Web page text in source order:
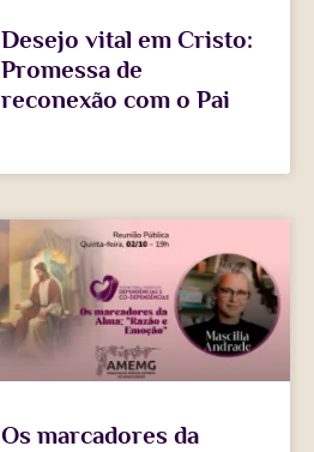
Desejo vital em Cristo:
Promessa de
reconexão com o Pai
Os marcadores da